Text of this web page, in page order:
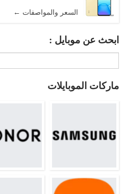
السعر والمواصفات ←
ابحث عن موبايل :
ماركات الموبايلات